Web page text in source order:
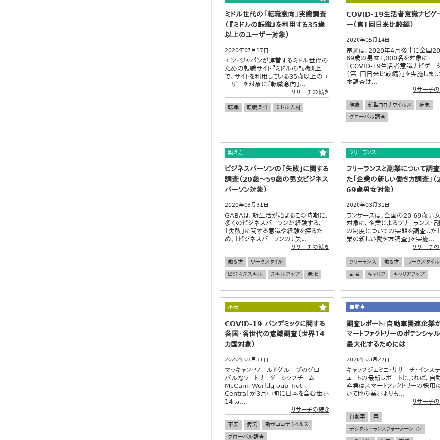
ミドル世代の「転職意向」実態調査
（『ミドルの転職』を利用する35歳
以上のユーザー対象）
2020年07月17日
エン・ジャパンが運営するミドル世代の
ための転職サイト『ミドルの転職』上
で、サイトを利用している35歳以上のユ
ーザーを対象に「転職意向」...
リサーチの続き
転職 転職条件 ミドル人材
COVID-19生活者意識ナビゲ
ー（第1回日米比較編）
2020年05月14日
電通は、2020年4月後半に全国
69歳の男女1,000名を対象に
「COVID-19生活者意識ナビゲー
（第1回日米比較編）」を実施しまし
本調査は...
リサーチ
健康 新型コロナウイルス
病気
グローバル調査
働き方
ビジネスパーソンの「失敗」に関する
調査（20歳～59歳の男女ビジネス
パーソン対象）
2020年03月31日
GABAは、新生活が始まるこの時期に、
多くのビジネスパーソンが経験する、
「失敗」に関する意識や経験を探るた
め、「ビジネスパーソンの『失...
リサーチの続き
働き方
ワークスタイル
ビジネススキル
スキルアップ 職場
フリーランス
フリーランスと副業について調
た「企業の新しい働き方調査」
69歳男女対象）
2020年03月31日
ランサーズは、全国の20-69歳男
対象に、企業によるフリーランス・
の制度についての実態を調査した
業の新しい働き方調査」を実施...
リサーチ
フリーランス 働き方
ワークスタイル
副業
キャリア キャリアアップ
不安
COVID-19 パンデミックに関する
各国・各世代の意識調査（世界14
カ国対象）
2020年03月31日
マッキャン・ワールドグループのグロー
バルなソートリーダーシップチーム
McCann Worldgroup Truth
Central が3月中旬に日本を含む世界
14 ヵ...
リサーチの続き
不安 病気
新型コロナウイルス
グローバル調査
自動車
調査レポート：自動車関連企業
マートファクトリーのポテンシャ
最大化するためには
2020年03月27日
キャップジェミニ・リサーチ・インス
ュートの最新レポートによれば、自
産業はスマートファクトリーの採用
いて他の業界よりも...
リサーチ
自動車
車
デジタルトランスフォーメーション